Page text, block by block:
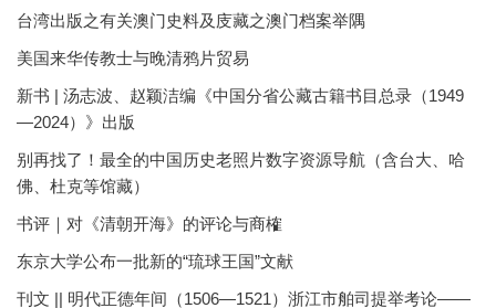
台湾出版之有关澳门史料及庋藏之澳门档案举隅
美国来华传教士与晚清鸦片贸易
新书 | 汤志波、赵颖洁编《中国分省公藏古籍书目总录（1949
—2024）》出版
别再找了！最全的中国历史老照片数字资源导航（含台大、哈
佛、杜克等馆藏）
书评｜对《清朝开海》的评论与商榷
东京大学公布一批新的“琉球王国”文献
刊文 || 明代正德年间（1506—1521）浙江市舶司提举考论——